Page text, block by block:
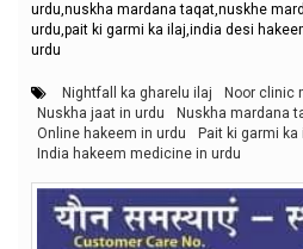
urdu,nuskha mardana taqat,nuskhe
urdu,pait ki garmi ka ilaj,india desi
urdu
Nightfall ka gharelu ilaj
Noor clinic
Nuskha jaat in urdu
Nuskha mardana
Online hakeem in urdu
Pait ki garmi ka
India hakeem medicine in urdu